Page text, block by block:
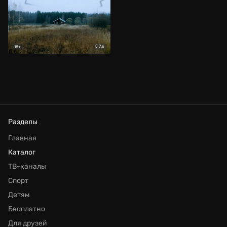
18+ 7.6
Разделы
Главная
Каталог
ТВ-каналы
Спорт
Детям
Бесплатно
Для друзей